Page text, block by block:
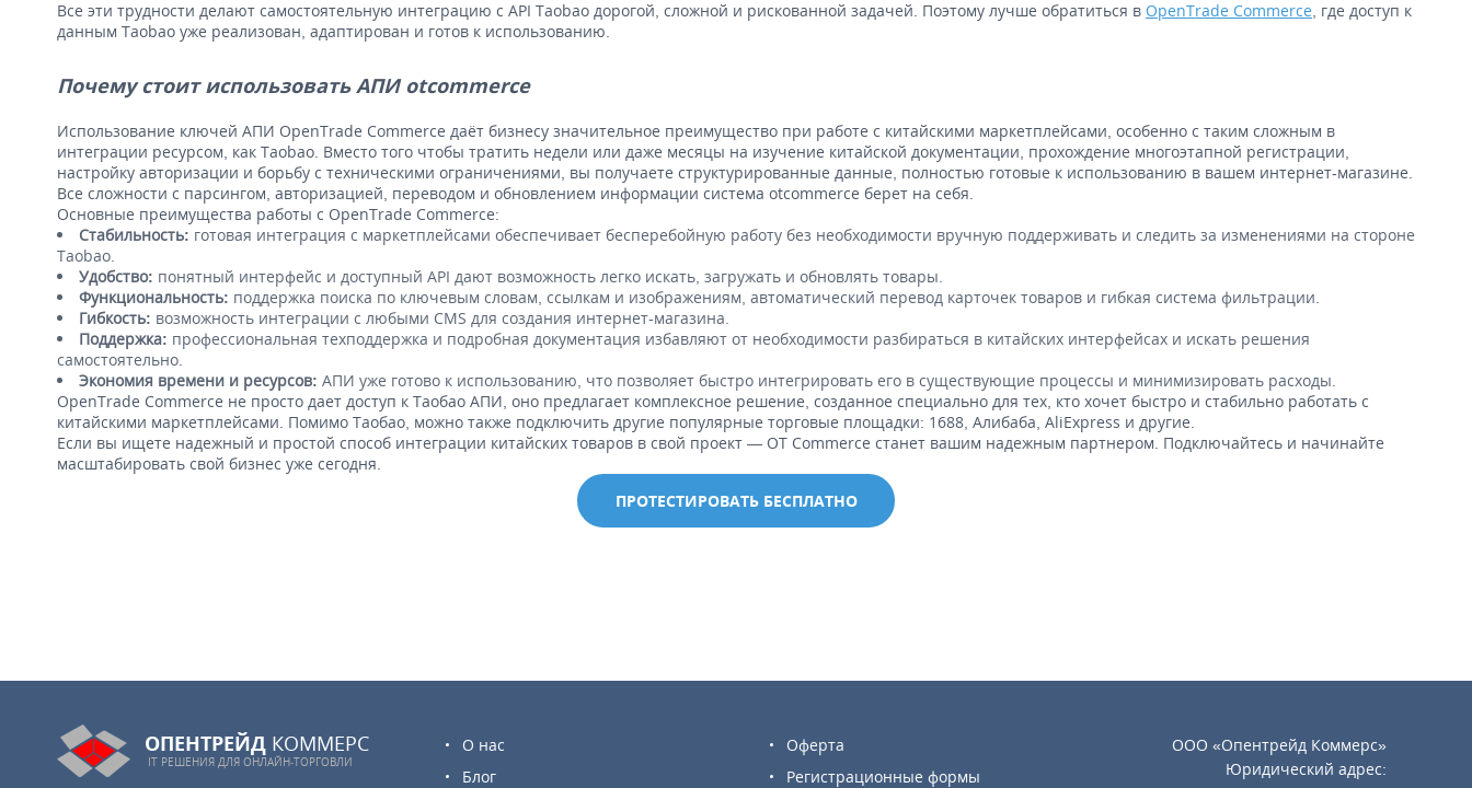
Все эти трудности делают самостоятельную интеграцию с API Taobao дорогой, сложной и рискованной задачей. Поэтому лучше обратиться в OpenTrade Commerce, где доступ к
данным Taobao уже реализован, адаптирован и готов к использованию.
Почему стоит использовать АПИ otcommerce
Использование ключей АПИ OpenTrade Commerce даёт бизнесу значительное преимущество при работе с китайскими маркетплейсами, особенно с таким сложным в
интеграции ресурсом, как Taobao. Вместо того чтобы тратить недели или даже месяцы на изучение китайской документации, прохождение многоэтапной регистрации,
настройку авторизации и борьбу с техническими ограничениями, вы получаете структурированные данные, полностью готовые к использованию в вашем интернет-магазине.
Все сложности с парсингом, авторизацией, переводом и обновлением информации система otcommerce берет на себя.
Основные преимущества работы с OpenTrade Commerce:
Стабильность: готовая интеграция с маркетплейсами обеспечивает бесперебойную работу без необходимости вручную поддерживать и следить за изменениями на стороне
Taobao.
Удобство: понятный интерфейс и доступный API дают возможность легко искать, загружать и обновлять товары.
Функциональность: поддержка поиска по ключевым словам, ссылкам и изображениям, автоматический перевод карточек товаров и гибкая система фильтрации.
Гибкость: возможность интеграции с любыми CMS для создания интернет-магазина.
Поддержка: профессиональная техподдержка и подробная документация избавляют от необходимости разбираться в китайских интерфейсах и искать решения
самостоятельно.
Экономия времени и ресурсов: АПИ уже готово к использованию, что позволяет быстро интегрировать его в существующие процессы и минимизировать расходы.
OpenTrade Commerce не просто дает доступ к Таобао АПИ, оно предлагает комплексное решение, созданное специально для тех, кто хочет быстро и стабильно работать с
китайскими маркетплейсами. Помимо Таобао, можно также подключить другие популярные торговые площадки: 1688, Алибаба, AliExpress и другие.
Если вы ищете надежный и простой способ интеграции китайских товаров в свой проект — OT Commerce станет вашим надежным партнером. Подключайтесь и начинайте
масштабировать свой бизнес уже сегодня.
ПРОТЕСТИРОВАТЬ БЕСПЛАТНО
ОПЕНТРЕЙД КОММЕРС
IT РЕШЕНИЯ ДЛЯ ОНЛАЙН-ТОРГОВЛИ
О нас
Блог
Оферта
Регистрационные формы
ООО «Опентрейд Коммерс»
Юридический адрес: